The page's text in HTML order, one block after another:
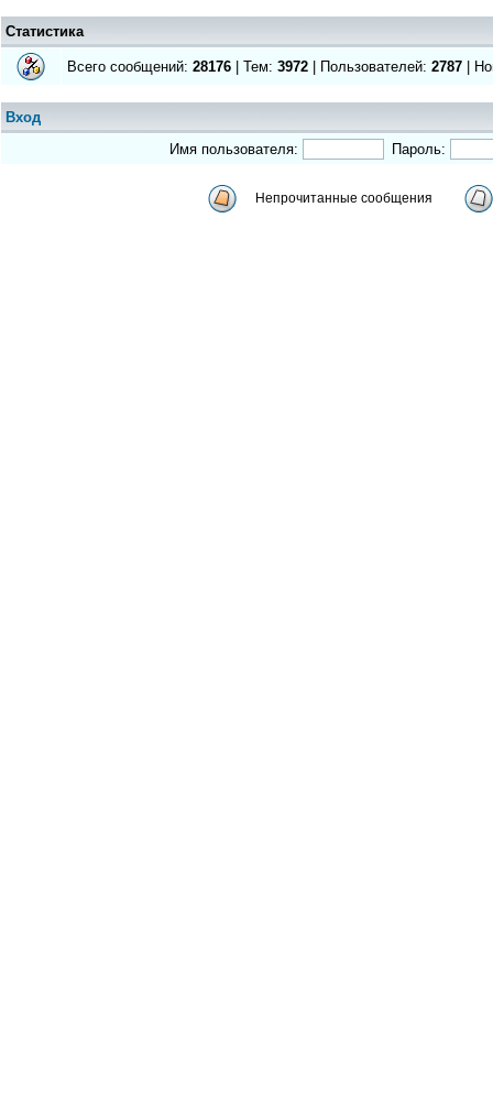
Статистика
Всего сообщений: 28176 | Тем: 3972 | Пользователей: 2787 |
Вход
Имя пользователя:
Пароль:
Непрочитанные сообщения